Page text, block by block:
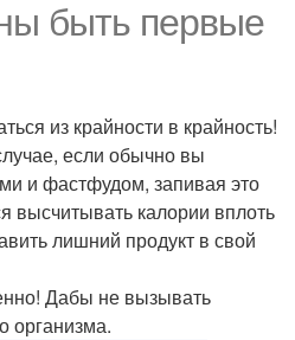
быть первые
из крайности в крайность!
если обычно вы
и фастфудом, запивая это
высчитывать калории вплоть
лишний продукт в свой
Дабы не вызывать
организма.